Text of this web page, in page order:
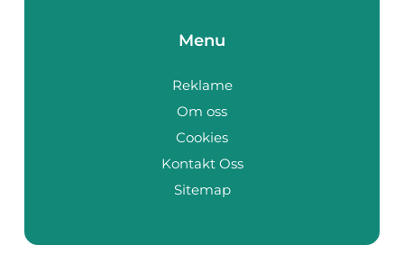
Menu
Reklame
Om oss
Cookies
Kontakt Oss
Sitemap